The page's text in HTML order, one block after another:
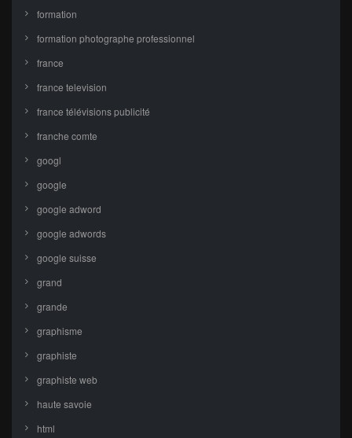
formation
formation photographe professionnel
france
france television
france télévisions publicité
franche comte
googl
google
google adword
google adwords
google suisse
grand
grande
graphisme
graphiste
graphiste web
haute savoie
html